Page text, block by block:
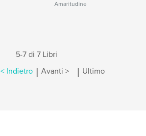
Amaritudine
5-7 di 7 Libri
< Indietro | Avanti > | Ultimo